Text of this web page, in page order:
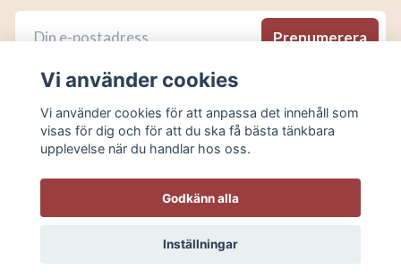
Prenumerera
© 2026 Garnello.se
Vi använder cookies
Vi använder cookies för att anpassa det innehåll som
visas för dig och för att du ska få bästa tänkbara
upplevelse när du handlar hos oss.
Godkänn alla
Inställningar